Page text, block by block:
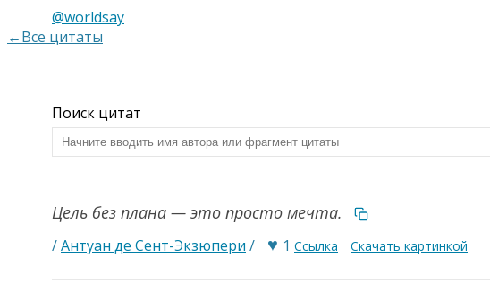
@worldsay
←Все цитаты
Поиск цитат
Цель без плана — это просто мечта.
/Антуан де Сент-Экзюпери / ♥ 1 Ссылка Скачать картинкой